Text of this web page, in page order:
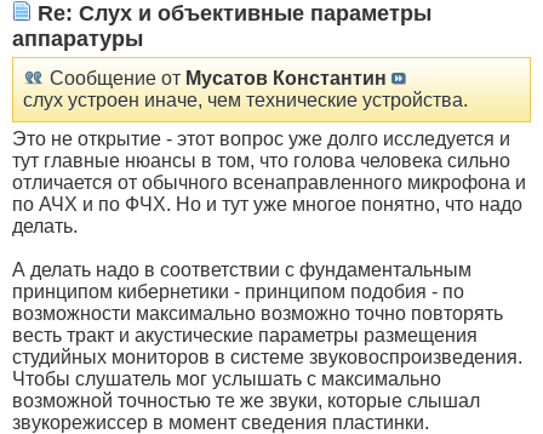
Re: Слух и объективные параметры
аппаратуры
Сообщение от Мусатов Константин
слух устроен иначе, чем технические устройства.
Это не открытие - этот вопрос уже долго исследуется и
тут главные нюансы в том, что голова человека сильно
отличается от обычного всенаправленного микрофона и
по АЧХ и по ФЧХ. Но и тут уже многое понятно, что надо
делать.
А делать надо в соответствии с фундаментальным
принципом кибернетики - принципом подобия - по
возможности максимально возможно точно повторять
весть тракт и акустические параметры размещения
студийных мониторов в системе звуковоспроизведения.
Чтобы слушатель мог услышать с максимально
возможной точностью те же звуки, которые слышал
звукорежиссер в момент сведения пластинки.